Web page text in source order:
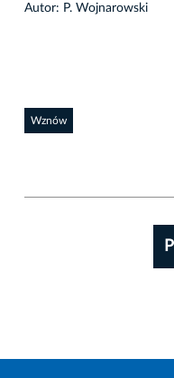
Autor: P. Wojnarowski
Wznów